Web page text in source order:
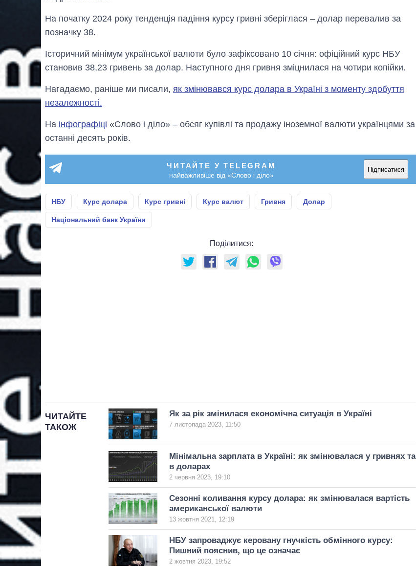
На початку 2024 року тенденція падіння курсу гривні зберіглася – долар перевалив за
позначку 38.
Історичний мінімум української валюти було зафіксовано 10 січня: офіційний курс НБУ
становив 38,23 гривень за долар. Наступного дня гривня зміцнилася на чотири копійки.
Нагадаємо, раніше ми писали, як змінювався курс долара в Україні з моменту здобуття
незалежності.
На інфографіці «Слово і діло» – обсяг купівлі та продажу іноземної валюти українцями за
останні десять років.
ЧИТАЙТЕ У TELEGRAM
найважливіше від «Слово і діло»
Підписатися
НБУ Курс долара Курс гривні Курс валют Гривня Долар
Національний банк України
Поділитися:
ЧИТАЙТЕ
ТАКОЖ
Як за рік змінилася економічна ситуація в Україні
7 листопада 2023, 11:50
Мінімальна зарплата в Україні: як змінювалася у гривнях та
в доларах
2 червня 2023, 19:10
Сезонні коливання курсу долара: як змінювалася вартість
американської валюти
13 жовтня 2021, 12:19
НБУ запроваджує керовану гнучкість обмінного курсу:
Пишний пояснив, що це означає
2 жовтня 2023, 19:52